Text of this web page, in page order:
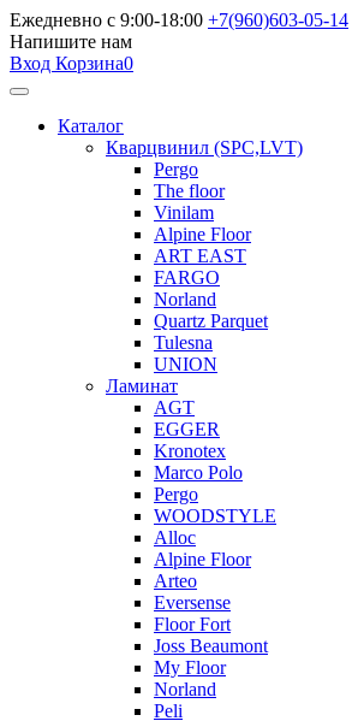
Ежедневно с 9:00-18:00 +7(960)603-05-14
Напишите нам
Вход Корзина0
Каталог
Кварцвинил (SPC,LVT)
Pergo
The floor
Vinilam
Alpine Floor
ART EAST
FARGO
Norland
Quartz Parquet
Tulesna
UNION
Ламинат
AGT
EGGER
Kronotex
Marco Polo
Pergo
WOODSTYLE
Alloc
Alpine Floor
Arteo
Eversense
Floor Fort
Joss Beaumont
My Floor
Norland
Peli